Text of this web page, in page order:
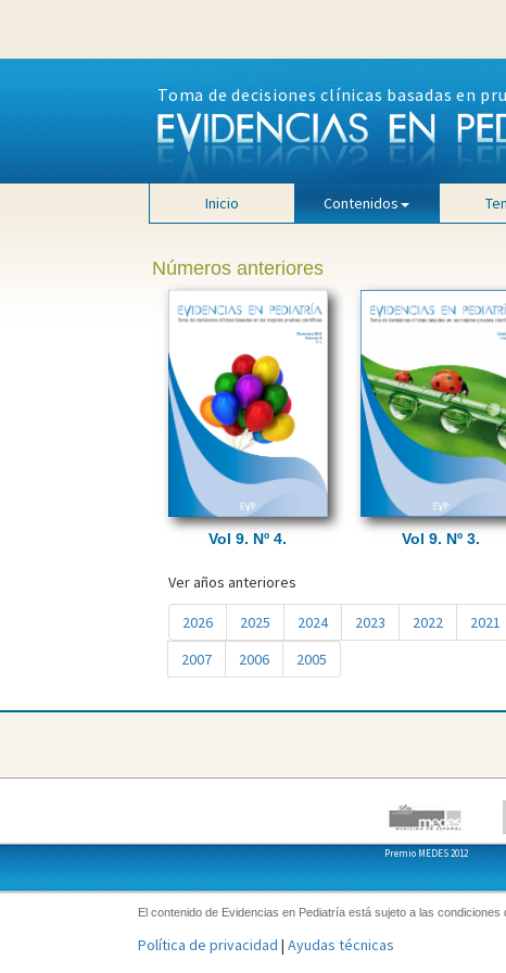
Toma de decisiones clínicas basadas en
Inicio Contenidos
Números anteriores
Vol 9. Nº 4. Vol 9. Nº 3.
Ver años anteriores
2026 2025 2024 2023 2022 2021
2007
2006 2005
Premio MEDES 2012
El contenido de Evidencias en Pediatría está sujeto a las condiciones
Política de privacidad | Ayudas técnicas